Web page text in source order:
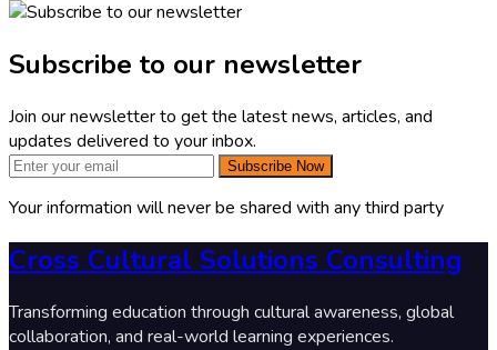
Subscribe to our newsletter
Join our newsletter to get the latest news, articles, and
updates delivered to your inbox.
Subscribe Now
Your information will never be shared with any third party
Cross Cultural Solutions Consulting
Transforming education through cultural awareness, global
collaboration, and real-world learning experiences.